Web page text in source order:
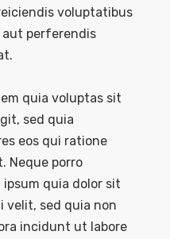
voluptatibus
aut perferendis
quia voluptas sit
sed quia
eos qui ratione
Neque porro
quia dolor sit
velit, sed quia non
incidunt ut labore